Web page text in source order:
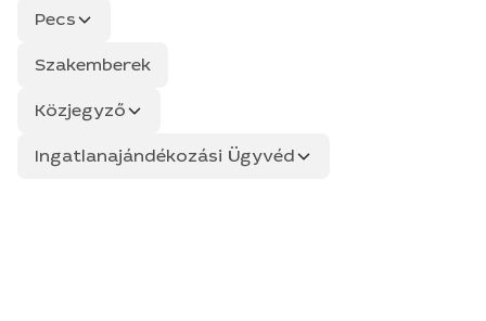
Pecs
Szakemberek
Közjegyző
Ingatlanajándékozási Ügyvéd